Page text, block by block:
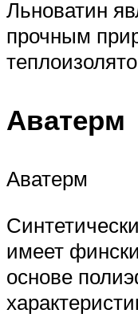
Льноватин
прочным
Аватерм
Аватерм
имеет
основе